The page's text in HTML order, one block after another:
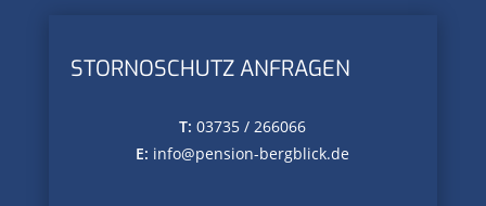
STORNOSCHUTZ ANFRAGEN
T: 03735 / 266066
E: info@pension-bergblick.de